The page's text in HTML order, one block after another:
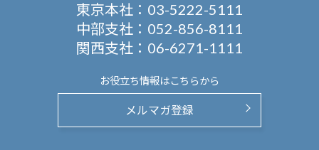
東京本社： 03-5222-5111
中部支社： 052-856-8111
関西支社： 06-6271-1111
お役立ち情報はこちらから
メルマガ登録